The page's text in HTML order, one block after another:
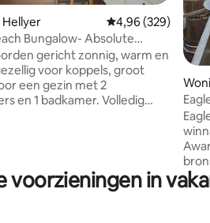
van 4,83 uit 5, 227 recensies
Hellyer Gemiddelde
4,96 (329)
Bungalow- Absolute
gericht zonnig, warm en
voor koppels, groot
een gezin met 2
en 1 badkamer. Volledig
voor jullie om te
Absolute strandvoorgevel
voorzieningen in